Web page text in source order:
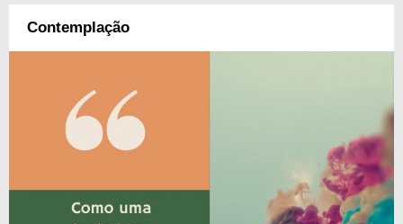
Contemplação